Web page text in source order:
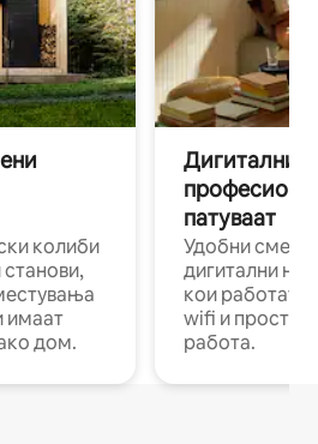
колиби
имаат
дом.
Дигитални
патуваат
Удобни
дигитални
кои работат
wifi и
работа.